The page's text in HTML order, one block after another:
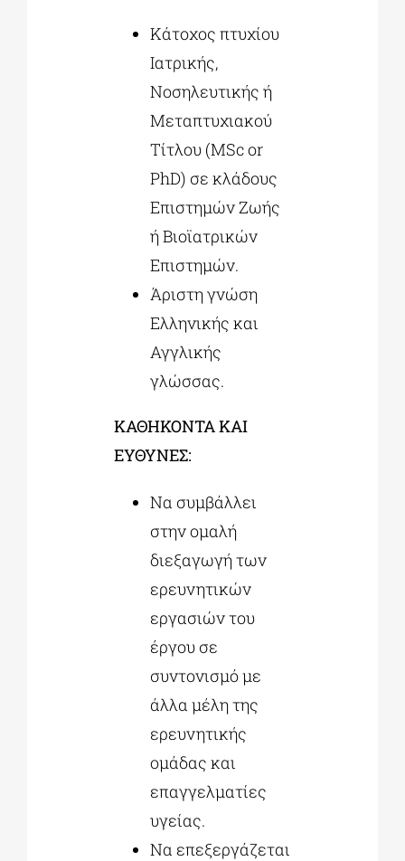
Κάτοχος πτυχίου
Ιατρικής,
Νοσηλευτικής ή
Μεταπτυχιακού
Τίτλου (MSc or
PhD) σε κλάδους
Επιστημών Ζωής
ή Βιοϊατρικών
Επιστημών.
Άριστη γνώση
Ελληνικής και
Αγγλικής
γλώσσας.
ΚΑΘΗΚΟΝΤΑ ΚΑΙ
ΕΥΘΥΝΕΣ:
Να συμβάλλει
στην ομαλή
διεξαγωγή των
ερευνητικών
εργασιών του
έργου σε
συντονισμό με
άλλα μέλη της
ερευνητικής
ομάδας και
επαγγελματίες
υγείας.
Να επεξεργάζεται